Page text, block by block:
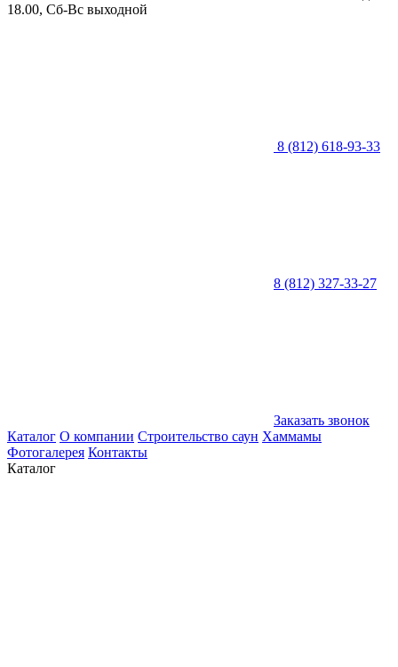
18.00, Сб-Вс выходной
8 (812) 618-93-33
8 (812) 327-33-27
Заказать звонок
Каталог О компании Строительство саун Хаммамы
Фотогалерея Контакты
Каталог